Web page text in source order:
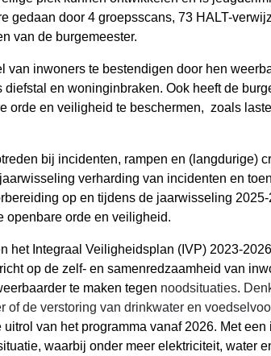
gedaan door 4 groepsscans, 73 HALT-
van de burgemeester.
inwoners te bestendigen door hen
en woninginbraken. Ook heeft de
orde en veiligheid te beschermen, zoals
bij incidenten, rampen en (langdurige)
verharding van incidenten en
op en tijdens de jaarwisseling
openbare orde en veiligheid.
het Integraal Veiligheidsplan (IVP) 2023-
op de zelf- en samenredzaamheid van
te maken tegen noodsituaties.
de verstoring van drinkwater en
van het programma vanaf 2026. Met
waarbij onder meer elektriciteit, water